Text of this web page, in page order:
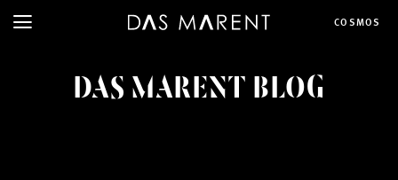
COSMOS
DAS MARENT BLOG